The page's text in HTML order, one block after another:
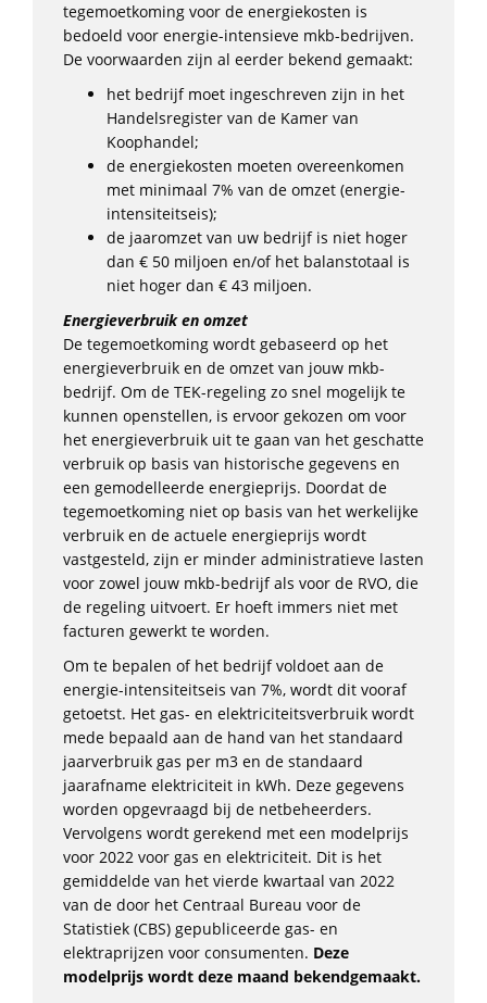
tegemoetkoming voor de energiekosten is
bedoeld voor energie-intensieve mkb-bedrijven.
De voorwaarden zijn al eerder bekend gemaakt:
het bedrijf moet ingeschreven zijn in het
Handelsregister van de Kamer van
Koophandel;
de energiekosten moeten overeenkomen
met minimaal 7% van de omzet (energie-
intensiteitseis);
de jaaromzet van uw bedrijf is niet hoger
dan € 50 miljoen en/of het balanstotaal is
niet hoger dan € 43 miljoen.
Energieverbruik en omzet
De tegemoetkoming wordt gebaseerd op het
energieverbruik en de omzet van jouw mkb-
bedrijf. Om de TEK-regeling zo snel mogelijk te
kunnen openstellen, is ervoor gekozen om voor
het energieverbruik uit te gaan van het geschatte
verbruik op basis van historische gegevens en
een gemodelleerde energieprijs. Doordat de
tegemoetkoming niet op basis van het werkelijke
verbruik en de actuele energieprijs wordt
vastgesteld, zijn er minder administratieve lasten
voor zowel jouw mkb-bedrijf als voor de RVO, die
de regeling uitvoert. Er hoeft immers niet met
facturen gewerkt te worden.
Om te bepalen of het bedrijf voldoet aan de
energie-intensiteitseis van 7%, wordt dit vooraf
getoetst. Het gas- en elektriciteitsverbruik wordt
mede bepaald aan de hand van het standaard
jaarverbruik gas per m3 en de standaard
jaarafname elektriciteit in kWh. Deze gegevens
worden opgevraagd bij de netbeheerders.
Vervolgens wordt gerekend met een modelprijs
voor 2022 voor gas en elektriciteit. Dit is het
gemiddelde van het vierde kwartaal van 2022
van de door het Centraal Bureau voor de
Statistiek (CBS) gepubliceerde gas- en
elektraprijzen voor consumenten. Deze
modelprijs wordt deze maand bekendgemaakt.